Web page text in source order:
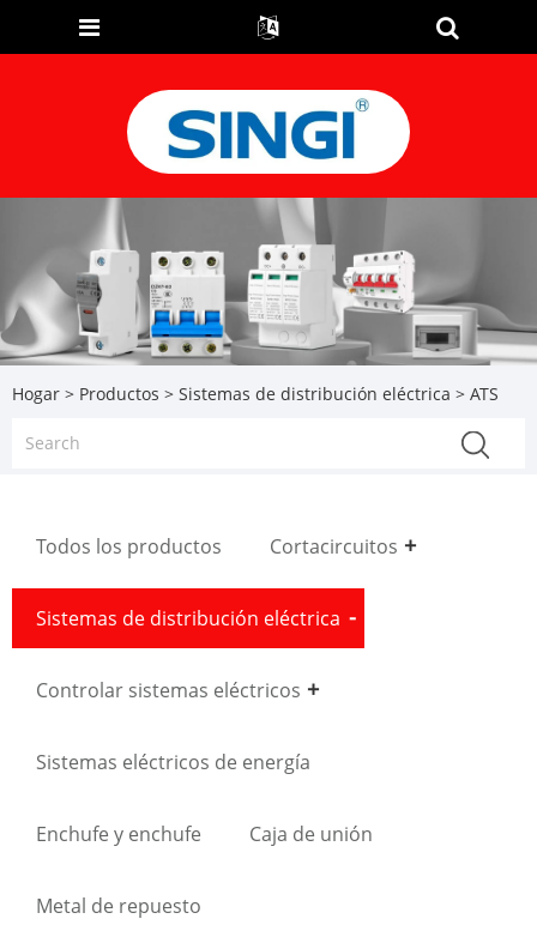
Hogar > Productos > Sistemas de distribución eléctrica > ATS
Todos los productos Cortacircuitos
Sistemas de distribución eléctrica
Controlar sistemas eléctricos
Sistemas eléctricos de energía
Enchufe y enchufe Caja de unión
Metal de repuesto